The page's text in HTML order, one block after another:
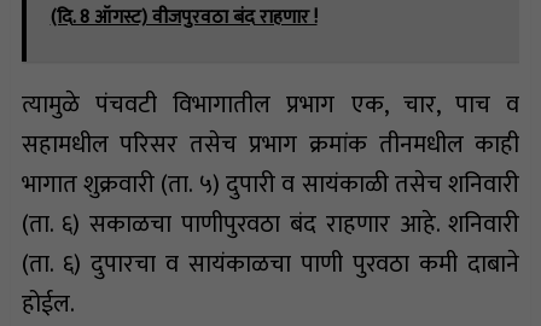
(दि. 8 ऑगस्ट) वीजपुरवठा बंद राहणार !
त्यामुळे पंचवटी विभागातील प्रभाग एक, चार, पाच व
सहामधील परिसर तसेच प्रभाग क्रमांक तीनमधील काही
भागात शुक्रवारी (ता. ५) दुपारी व सायंकाळी तसेच शनिवारी
(ता. ६) सकाळचा पाणीपुरवठा बंद राहणार आहे. शनिवारी
(ता. ६) दुपारचा व सायंकाळचा पाणी पुरवठा कमी दाबाने
होईल.